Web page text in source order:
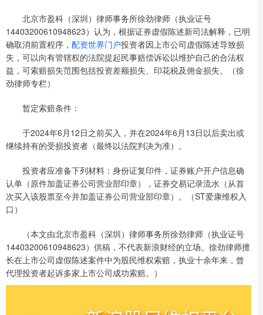
北京市盈科（深圳）律师事务所徐劲律师（执业证号
14403200610948623）认为，根据证券虚假陈述新司法解释，已明
确取消前置程序， 配资世界门户投资者因上市公司虚假陈述导致损
失，可以向有管辖权的法院提起民事赔偿诉讼以维护自己的合法权
益，可索赔损失范围包括投资差额损失、印花税及佣金损失。（徐
劲律师专栏）
暂定索赔条件：
于2024年6月12日之前买入，并在2024年6月13日以后卖出或
继续持有的受损投资者（最终以法院判决为准）。
投资者应准备下列材料：身份证复印件，证券账户开户信息确
认单（原件加盖证券公司营业部印章），证券交易记录流水（从首
次买入该股票至今并加盖证券公司营业部印章）。（ST爱康维权入
口）
（本文由北京市盈科（深圳）律师事务所徐劲律师（执业证号
14403200610948623）供稿，不代表新浪财经的立场。徐劲律师擅
长在上市公司虚假陈述案件中为股民维权索赔，执业十余年来，曾
代理投资者起诉多家上市公司成功索赔。）